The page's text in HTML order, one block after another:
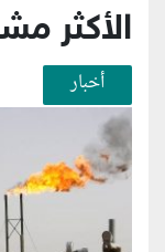
الأكثر
أخبار